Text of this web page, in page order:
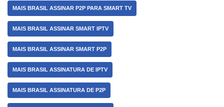
MAIS BRASIL ASSINAR P2P PARA SMART TV
MAIS BRASIL ASSINAR SMART IPTV
MAIS BRASIL ASSINAR SMART P2P
MAIS BRASIL ASSINATURA DE IPTV
MAIS BRASIL ASSINATURA DE P2P